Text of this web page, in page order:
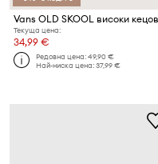
Текуща цена:
34,99 €
Редовна цена:49,90 €
Най-ниска цена:37,99 €